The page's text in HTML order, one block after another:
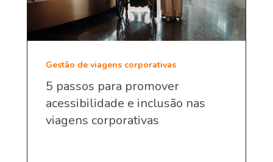
Gestão de viagens corporativas
5 passos para promover
acessibilidade e inclusão nas
viagens corporativas